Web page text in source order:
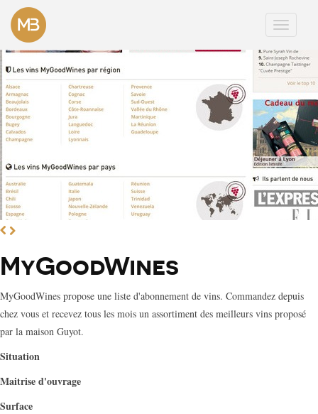
Afficher
MyGoodWines
MyGoodWines propose une liste d'abonnement de vins. Commandez depuis
chez vous et recevez tous les mois un assortiment des meilleurs vins proposé
par la maison Guyot.
Situation
Maitrise d'ouvrage
Surface